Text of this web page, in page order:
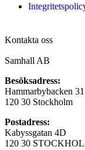
Kontakta oss
Samhall AB
Besöksadress:
Hammarbybacken 31
120 30 Stockholm
Postadress:
Kabyssgatan 4D
120 30